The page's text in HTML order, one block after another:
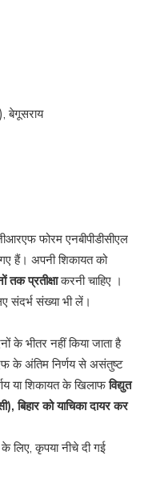
बेगूसराय
फोरम एनबीपीडीसीएल
हैं। अपनी शिकायत को
तक प्रतीक्षाकरनी चाहिए ।
संदर्भ संख्या भी लें।
के भीतर नहीं किया जाता है
के अंतिम निर्णय से असंतुष्ट
या शिकायत के खिलाफविद्युत
बिहार को याचिका दायर कर
लिए, कृपया नीचे दी गई